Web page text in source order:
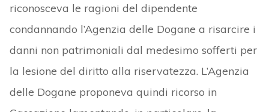
riconosceva le ragioni del dipendente
condannando l’Agenzia delle Dogane a risarcire i
danni non patrimoniali dal medesimo sofferti per
la lesione del diritto alla riservatezza. L’Agenzia
delle Dogane proponeva quindi ricorso in